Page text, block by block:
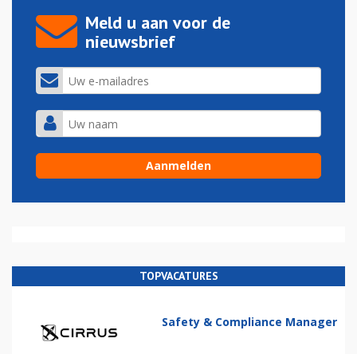
Meld u aan voor de
nieuwsbrief
TOPVACATURES
Safety & Compliance Manager